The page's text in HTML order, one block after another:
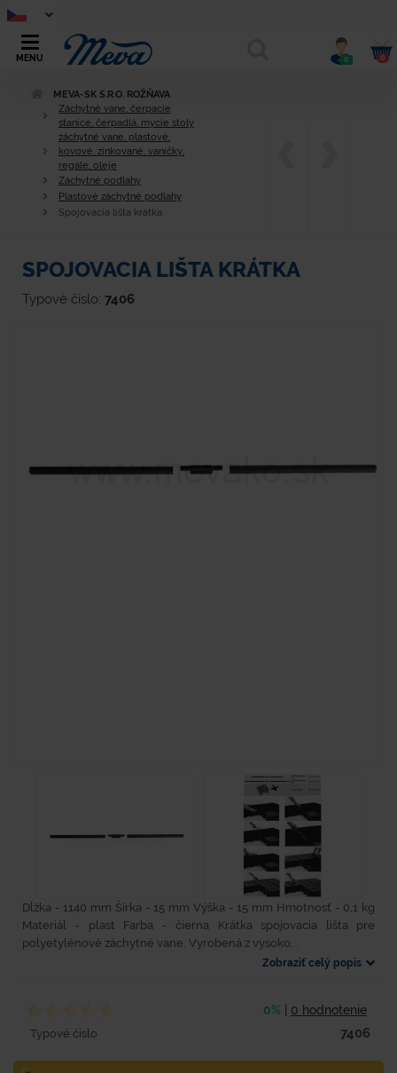
MENU 0 0
MEVA-SK S.R.O. ROŽŇAVA
Záchytné vane, čerpacie
stanice, čerpadlá, mycie stoly
záchytné vane, plastové,
kovové, zinkované, vaničky,
regále, oleje
Záchytné podlahy
Plastové záchytné podlahy
Spojovacia lišta krátka
SPOJOVACIA LIŠTA KRÁTKA
Typové číslo: 7406
Dĺžka - 1140 mm Šírka - 15 mm Výška - 15 mm Hmotnosť - 0,1 kg
Materiál - plast Farba - čierna Krátka spojovacia lišta pre
polyetylénové záchytné vane. Vyrobená z vysoko...
Zobraziť celý popis
0% 0 hodnotenie
Typové číslo 7406